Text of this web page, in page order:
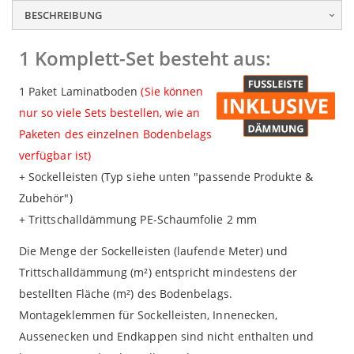
BESCHREIBUNG
1 Komplett-Set besteht aus:
1 Paket Laminatboden(Sie können
nur so viele Sets bestellen, wie an
Paketen des einzelnen Bodenbelags
verfügbar ist)
+ Sockelleisten (Typ siehe unten "passende Produkte &
Zubehör")
+ Trittschalldämmung PE-Schaumfolie 2 mm
Die Menge der Sockelleisten (laufende Meter) und
Trittschalldämmung (m²) entspricht mindestens der
bestellten Fläche (m²) des Bodenbelags.
Montageklemmen für Sockelleisten, Innenecken,
Aussenecken und Endkappen sind nicht enthalten und